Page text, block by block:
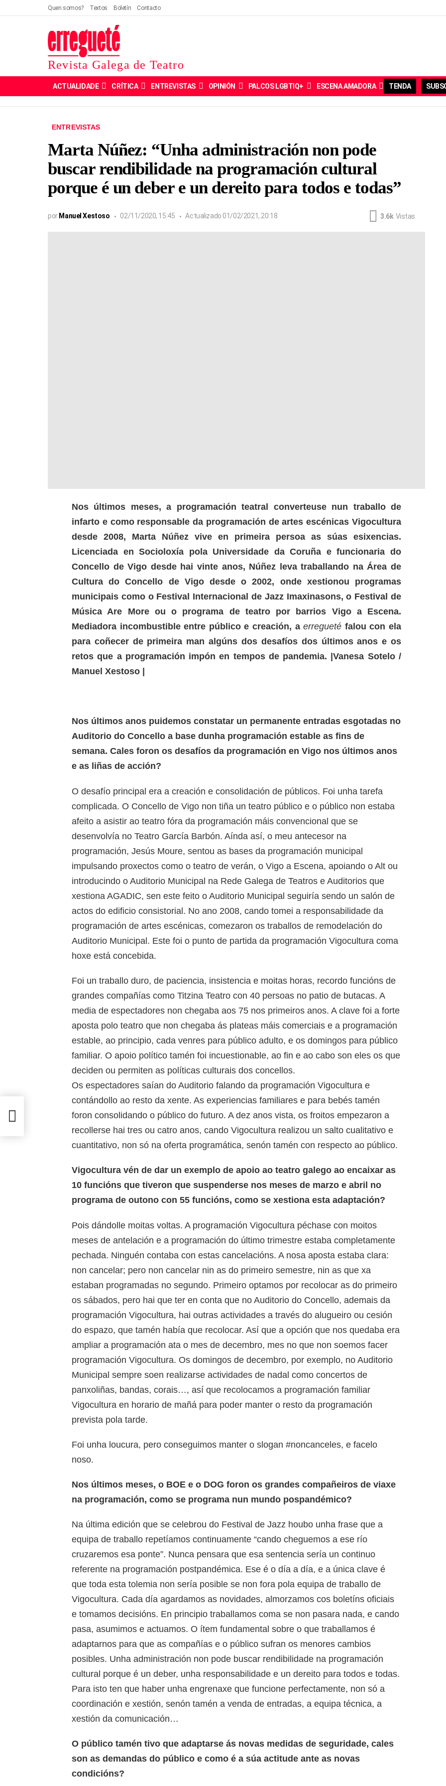
Quen somos? Textos Boletín Contacto
Revista Galega de Teatro
ACTUALIDADE CRÍTICA ENTREVISTAS OPINIÓN PALCOS LGBTIQ+ ESCENA AMADORA TENDA
ENTREVISTAS
Marta Núñez: “Unha administración non pode
buscar rendibilidade na programación cultural
porque é un deber e un dereito para todos e todas”
por Manuel Xestoso 02/11/2020, 15:45 Actualizado 01/02/2021, 20:18 3.6k Vistas
Nos últimos meses, a programación teatral converteuse nun traballo de
infarto e como responsable da programación de artes escénicas Vigocultura
desde 2008, Marta Núñez vive en primeira persoa as súas esixencias.
Licenciada en Socioloxía pola Universidade da Coruña e funcionaria do
Concello de Vigo desde hai vinte anos, Núñez leva traballando na Área de
Cultura do Concello de Vigo desde o 2002, onde xestionou programas
municipais como o Festival Internacional de Jazz Imaxinasons, o Festival de
Música Are More ou o programa de teatro por barrios Vigo a Escena.
Mediadora incombustible entre público e creación, aerregueté falou con ela
para coñecer de primeira man algúns dos desafíos dos últimos anos e os
retos que a programación impón en tempos de pandemia. |Vanesa Sotelo /
Manuel Xestoso |
Nos últimos anos puidemos constatar un permanente entradas esgotadas no
Auditorio do Concello a base dunha programación estable as fins de
semana. Cales foron os desafíos da programación en Vigo nos últimos anos
e as liñas de acción?
O desafío principal era a creación e consolidación de públicos. Foi unha tarefa
complicada. O Concello de Vigo non tiña un teatro público e o público non estaba
afeito a asistir ao teatro fóra da programación máis convencional que se
desenvolvía no Teatro García Barbón. Aínda así, o meu antecesor na
programación, Jesús Moure, sentou as bases da programación municipal
impulsando proxectos como o teatro de verán, o Vigo a Escena, apoiando o Alt ou
introducindo o Auditorio Municipal na Rede Galega de Teatros e Auditorios que
xestiona AGADIC, sen este feito o Auditorio Municipal seguiría sendo un salón de
actos do edificio consistorial. No ano 2008, cando tomei a responsabilidade da
programación de artes escénicas, comezaron os traballos de remodelación do
Auditorio Municipal. Este foi o punto de partida da programación Vigocultura coma
hoxe está concebida.
Foi un traballo duro, de paciencia, insistencia e moitas horas, recordo funcións de
grandes compañías como Titzina Teatro con 40 persoas no patio de butacas. A
media de espectadores non chegaba aos 75 nos primeiros anos. A clave foi a forte
aposta polo teatro que non chegaba ás plateas máis comerciais e a programación
estable, ao principio, cada venres para público adulto, e os domingos para público
familiar. O apoio político tamén foi incuestionable, ao fin e ao cabo son eles os que
deciden ou permiten as políticas culturais dos concellos.
Os espectadores saían do Auditorio falando da programación Vigocultura e
contándollo ao resto da xente. As experiencias familiares e para bebés tamén
foron consolidando o público do futuro. A dez anos vista, os froitos empezaron a
recollerse hai tres ou catro anos, cando Vigocultura realizou un salto cualitativo e
cuantitativo, non só na oferta programática, senón tamén con respecto ao público.
Vigocultura vén de dar un exemplo de apoio ao teatro galego ao encaixar as
10 funcións que tiveron que suspenderse nos meses de marzo e abril no
programa de outono con 55 funcións, como se xestiona esta adaptación?
Pois dándolle moitas voltas. A programación Vigocultura péchase con moitos
meses de antelación e a programación do último trimestre estaba completamente
pechada. Ninguén contaba con estas cancelacións. A nosa aposta estaba clara:
non cancelar; pero non cancelar nin as do primeiro semestre, nin as que xa
estaban programadas no segundo. Primeiro optamos por recolocar as do primeiro
os sábados, pero hai que ter en conta que no Auditorio do Concello, ademais da
programación Vigocultura, hai outras actividades a través do alugueiro ou cesión
do espazo, que tamén había que recolocar. Así que a opción que nos quedaba era
ampliar a programación ata o mes de decembro, mes no que non soemos facer
programación Vigocultura. Os domingos de decembro, por exemplo, no Auditorio
Municipal sempre soen realizarse actividades de nadal como concertos de
panxoliñas, bandas, corais…, así que recolocamos a programación familiar
Vigocultura en horario de mañá para poder manter o resto da programación
prevista pola tarde.
Foi unha loucura, pero conseguimos manter o slogan #noncanceles, e facelo
noso.
Nos últimos meses, o BOE e o DOG foron os grandes compañeiros de viaxe
na programación, como se programa nun mundo pospandémico?
Na última edición que se celebrou do Festival de Jazz houbo unha frase que a
equipa de traballo repetíamos continuamente “cando cheguemos a ese río
cruzaremos esa ponte”. Nunca pensara que esa sentencia sería un continuo
referente na programación postpandémica. Ese é o día a día, e a única clave é
que toda esta tolemia non sería posible se non fora pola equipa de traballo de
Vigocultura. Cada día agardamos as novidades, almorzamos cos boletíns oficiais
e tomamos decisións. En principio traballamos coma se non pasara nada, e cando
pasa, asumimos e actuamos. O ítem fundamental sobre o que traballamos é
adaptarnos para que as compañías e o público sufran os menores cambios
posibles. Unha administración non pode buscar rendibilidade na programación
cultural porque é un deber, unha responsabilidade e un dereito para todos e todas.
Para isto ten que haber unha engrenaxe que funcione perfectamente, non só a
coordinación e xestión, senón tamén a venda de entradas, a equipa técnica, a
xestión da comunicación…
O público tamén tivo que adaptarse ás novas medidas de seguridade, cales
son as demandas do público e como é a súa actitude ante as novas
condicións?